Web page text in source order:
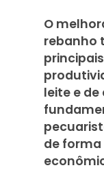
O
rebanho
leite e
de